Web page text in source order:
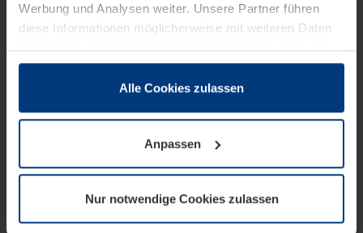
Werbung und Analysen weiter. Unsere Partner führen
diese Informationen möglicherweise mit weiteren Daten
zusammen, die Sie ihnen bereitgestellt haben oder die
sie im Rahmen Ihrer Nutzung der Dienste gesammelt
wenn diese für den Betrieb dieser Seite unbedingt
notwendig sind. Für alle anderen Cookie-Typen benötigen
wir Ihre Erlaubnis. Ihre Einwilligung können Sie jederzeit
Datenschutzerklärungunserer Website ändern oder
widerrufen.
Alle Cookies zulassen
Anpassen
Nur notwendige Cookies zulassen